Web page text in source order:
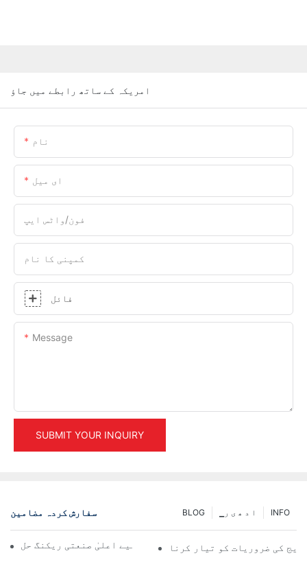
امریکہ کے ساتھ رابطے میں جاؤ
نام
ای میل
فون/واٹس ایپ
کمپنی کا نام
فائل
Message
SUBMIT YOUR INQUIRY
سفارش کردہ مضامین INFO ▁ا د ھ ی ر BLOG
گودام کے موثر انتظام کے لیے اعلیٰ صنعتی ریکنگ حل
کی ضروریات کو تیار کرنا